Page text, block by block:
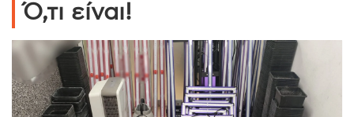
Ό,τι είναι!